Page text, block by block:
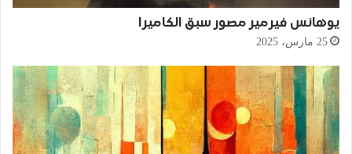
يوهانس فيرمير مصور سبق الكاميرا
25 مارس، 2025